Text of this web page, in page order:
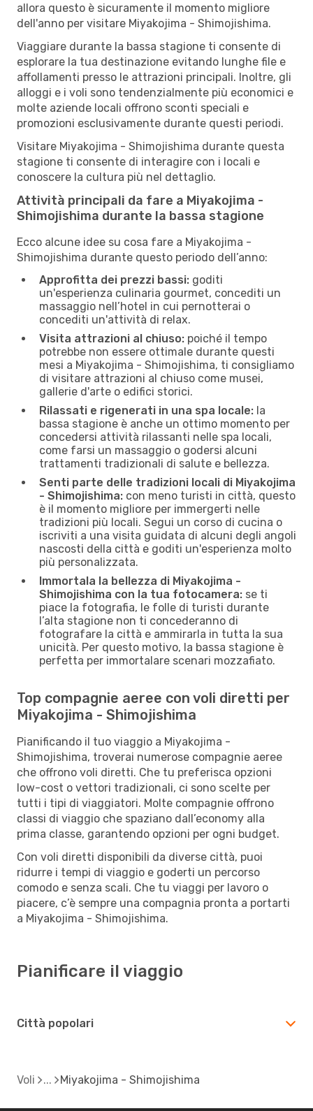
allora questo è sicuramente il momento migliore
dell'anno per visitare Miyakojima - Shimojishima.
Viaggiare durante la bassa stagione ti consente di
esplorare la tua destinazione evitando lunghe file e
affollamenti presso le attrazioni principali. Inoltre, gli
alloggi e i voli sono tendenzialmente più economici e
molte aziende locali offrono sconti speciali e
promozioni esclusivamente durante questi periodi.
Visitare Miyakojima - Shimojishima durante questa
stagione ti consente di interagire con i locali e
conoscere la cultura più nel dettaglio.
Attività principali da fare a Miyakojima -
Shimojishima durante la bassa stagione
Ecco alcune idee su cosa fare a Miyakojima -
Shimojishima durante questo periodo dell’anno:
Approfitta dei prezzi bassi: goditi
un'esperienza culinaria gourmet, concediti un
massaggio nell’hotel in cui pernotterai o
concediti un'attività di relax.
Visita attrazioni al chiuso: poiché il tempo
potrebbe non essere ottimale durante questi
mesi a Miyakojima - Shimojishima, ti consigliamo
di visitare attrazioni al chiuso come musei,
gallerie d'arte o edifici storici.
Rilassati e rigenerati in una spa locale: la
bassa stagione è anche un ottimo momento per
concedersi attività rilassanti nelle spa locali,
come farsi un massaggio o godersi alcuni
trattamenti tradizionali di salute e bellezza.
Senti parte delle tradizioni locali di Miyakojima
- Shimojishima: con meno turisti in città, questo
è il momento migliore per immergerti nelle
tradizioni più locali. Segui un corso di cucina o
iscriviti a una visita guidata di alcuni degli angoli
nascosti della città e goditi un'esperienza molto
più personalizzata.
Immortala la bellezza di Miyakojima -
Shimojishima con la tua fotocamera: se ti
piace la fotografia, le folle di turisti durante
l’alta stagione non ti concederanno di
fotografare la città e ammirarla in tutta la sua
unicità. Per questo motivo, la bassa stagione è
perfetta per immortalare scenari mozzafiato.
Top compagnie aeree con voli diretti per
Miyakojima - Shimojishima
Pianificando il tuo viaggio a Miyakojima -
Shimojishima, troverai numerose compagnie aeree
che offrono voli diretti. Che tu preferisca opzioni
low-cost o vettori tradizionali, ci sono scelte per
tutti i tipi di viaggiatori. Molte compagnie offrono
classi di viaggio che spaziano dall’economy alla
prima classe, garantendo opzioni per ogni budget.
Con voli diretti disponibili da diverse città, puoi
ridurre i tempi di viaggio e goderti un percorso
comodo e senza scali. Che tu viaggi per lavoro o
piacere, c’è sempre una compagnia pronta a portarti
a Miyakojima - Shimojishima.
Pianificare il viaggio
Città popolari
Voli Miyakojima - Shimojishima